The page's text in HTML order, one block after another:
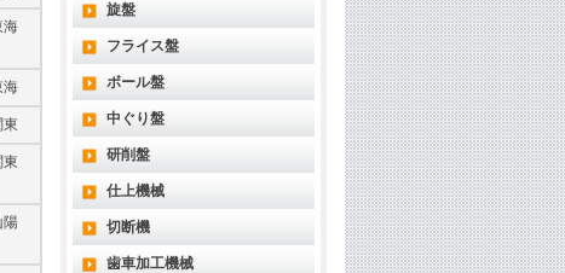
海
海
東
東
陽
旋盤
フライス盤
ボール盤
中ぐり盤
研削盤
仕上機械
切断機
歯車加工機械